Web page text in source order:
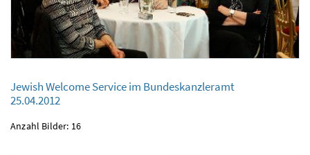
Jewish Welcome Service im Bundeskanzleramt
25.04.2012
Anzahl Bilder: 16